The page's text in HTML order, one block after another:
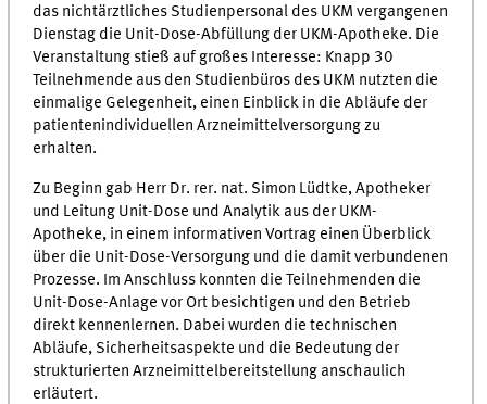
das nichtärztliches Studienpersonal des UKM vergangenen
Dienstag die Unit-Dose-Abfüllung der UKM-Apotheke. Die
Veranstaltung stieß auf großes Interesse: Knapp 30
Teilnehmende aus den Studienbüros des UKM nutzten die
einmalige Gelegenheit, einen Einblick in die Abläufe der
patientenindividuellen Arzneimittelversorgung zu
erhalten.
Zu Beginn gab Herr Dr. rer. nat. Simon Lüdtke, Apotheker
und Leitung Unit-Dose und Analytik aus der UKM-
Apotheke, in einem informativen Vortrag einen Überblick
über die Unit-Dose-Versorgung und die damit verbundenen
Prozesse. Im Anschluss konnten die Teilnehmenden die
Unit-Dose-Anlage vor Ort besichtigen und den Betrieb
direkt kennenlernen. Dabei wurden die technischen
Abläufe, Sicherheitsaspekte und die Bedeutung der
strukturierten Arzneimittelbereitstellung anschaulich
erläutert.